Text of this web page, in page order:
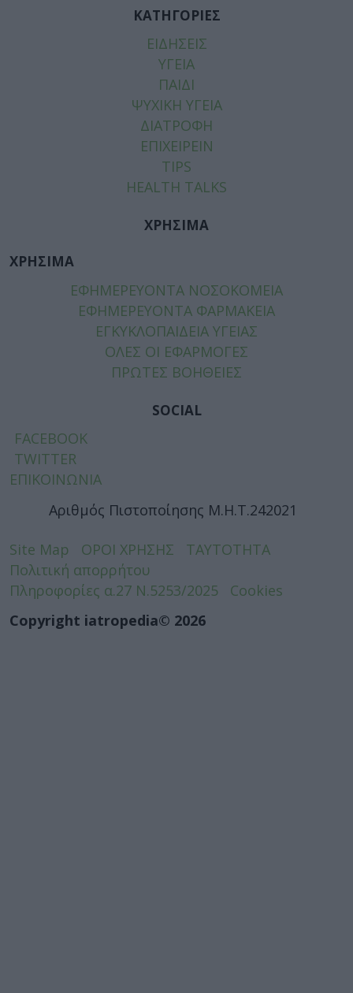
ΚΑΤΗΓΟΡΙΕΣ
ΕΙΔΗΣΕΙΣ
ΥΓΕΙΑ
ΠΑΙΔΙ
ΨΥΧΙΚΗ ΥΓΕΙΑ
ΔΙΑΤΡΟΦΗ
ΕΠΙΧΕΙΡΕΙΝ
TIPS
HEALTH TALKS
ΧΡΗΣΙΜΑ
ΧΡΗΣΙΜΑ
ΕΦΗΜΕΡΕΥΟΝΤΑ ΝΟΣΟΚΟΜΕΙΑ
ΕΦΗΜΕΡΕΥΟΝΤΑ ΦΑΡΜΑΚΕΙΑ
ΕΓΚΥΚΛΟΠΑΙΔΕΙΑ ΥΓΕΙΑΣ
ΟΛΕΣ ΟΙ ΕΦΑΡΜΟΓΕΣ
ΠΡΩΤΕΣ ΒΟΗΘΕΙΕΣ
SOCIAL
FACEBOOK
TWITTER
ΕΠΙΚΟΙΝΩΝΙΑ
Αριθμός Πιστοποίησης Μ.Η.Τ.242021
Site Map ΟΡΟΙ ΧΡΗΣΗΣ
ΤΑΥΤΟΤΗΤΑ
Πολιτική απορρήτου
Πληροφορίες α.27 Ν.5253/2025
Cookies
Copyright iatropedia© 2026